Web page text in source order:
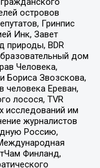
островов
Гринпис
Инк, Завет
природы, BDR
дом
Человека,
Бориса Звозскова,
Ереван,
лосося, TVR
исследований им
журналистов
Россию,
Финланд,